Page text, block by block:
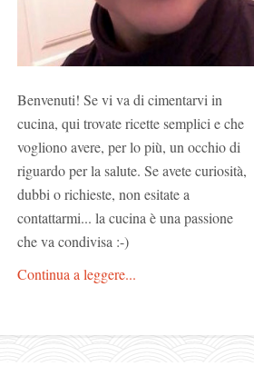
Benvenuti! Se vi va di cimentarvi in
cucina, qui trovate ricette semplici e che
vogliono avere, per lo più, un occhio di
riguardo per la salute. Se avete curiosità,
dubbi o richieste, non esitate a
contattarmi... la cucina è una passione
che va condivisa :-)
Continua a leggere...